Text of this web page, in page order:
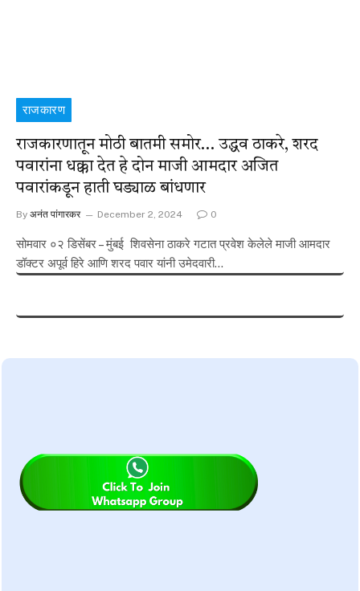
राजकारण
राजकारणातून मोठी बातमी समोर… उद्धव ठाकरे, शरद
पवारांना धक्का देत हे दोन माजी आमदार अजित
पवारांकडून हाती घड्याळ बांधणार
By अनंत पांगारकर December 2, 2024 0
सोमवार ०२ डिसेंबर – मुंबई शिवसेना ठाकरे गटात प्रवेश केलेले माजी आमदार
डॉक्टर अपूर्व हिरे आणि शरद पवार यांनी उमेदवारी…